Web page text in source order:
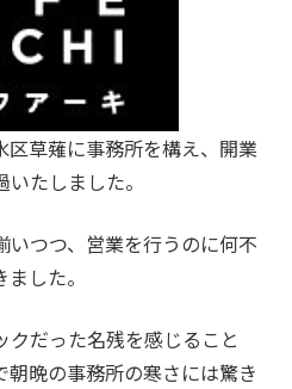
区草薙に事務所を構え、開業
たしました。
つつ、営業を行うのに何不
した。
だった名残を感じること
朝晩の事務所の寒さには驚き